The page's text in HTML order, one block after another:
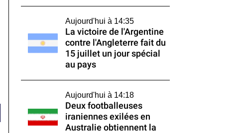
Aujourd'hui à 14:35
La victoire de l'Argentine
contre l'Angleterre fait du
15 juillet un jour spécial
au pays
Aujourd'hui à 14:18
Deux footballeuses
iraniennes exilées en
Australie obtiennent la